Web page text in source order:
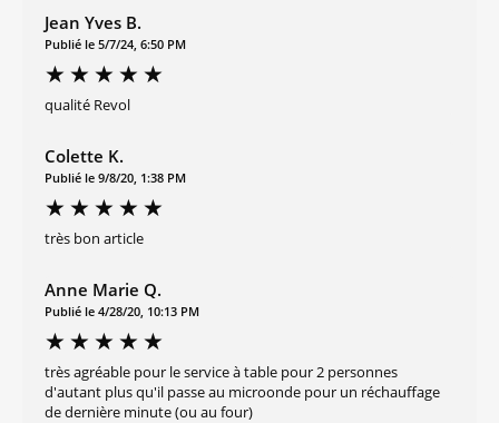
Jean Yves B.
Publié le 5/7/24, 6:50 PM
qualité Revol
Colette K.
Publié le 9/8/20, 1:38 PM
très bon article
Anne Marie Q.
Publié le 4/28/20, 10:13 PM
très agréable pour le service à table pour 2 personnes
d'autant plus qu'il passe au microonde pour un réchauffage
de dernière minute (ou au four)